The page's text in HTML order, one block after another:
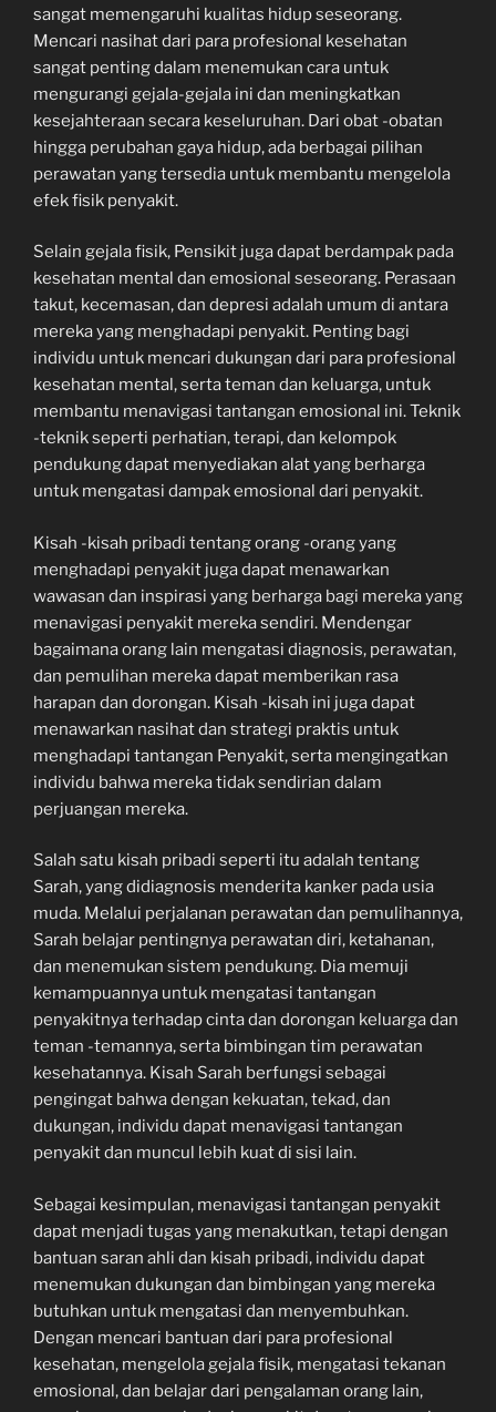
sangat memengaruhi kualitas hidup seseorang.
Mencari nasihat dari para profesional kesehatan
sangat penting dalam menemukan cara untuk
mengurangi gejala-gejala ini dan meningkatkan
kesejahteraan secara keseluruhan. Dari obat -obatan
hingga perubahan gaya hidup, ada berbagai pilihan
perawatan yang tersedia untuk membantu mengelola
efek fisik penyakit.
Selain gejala fisik, Pensikit juga dapat berdampak pada
kesehatan mental dan emosional seseorang. Perasaan
takut, kecemasan, dan depresi adalah umum di antara
mereka yang menghadapi penyakit. Penting bagi
individu untuk mencari dukungan dari para profesional
kesehatan mental, serta teman dan keluarga, untuk
membantu menavigasi tantangan emosional ini. Teknik
-teknik seperti perhatian, terapi, dan kelompok
pendukung dapat menyediakan alat yang berharga
untuk mengatasi dampak emosional dari penyakit.
Kisah -kisah pribadi tentang orang -orang yang
menghadapi penyakit juga dapat menawarkan
wawasan dan inspirasi yang berharga bagi mereka yang
menavigasi penyakit mereka sendiri. Mendengar
bagaimana orang lain mengatasi diagnosis, perawatan,
dan pemulihan mereka dapat memberikan rasa
harapan dan dorongan. Kisah -kisah ini juga dapat
menawarkan nasihat dan strategi praktis untuk
menghadapi tantangan Penyakit, serta mengingatkan
individu bahwa mereka tidak sendirian dalam
perjuangan mereka.
Salah satu kisah pribadi seperti itu adalah tentang
Sarah, yang didiagnosis menderita kanker pada usia
muda. Melalui perjalanan perawatan dan pemulihannya,
Sarah belajar pentingnya perawatan diri, ketahanan,
dan menemukan sistem pendukung. Dia memuji
kemampuannya untuk mengatasi tantangan
penyakitnya terhadap cinta dan dorongan keluarga dan
teman -temannya, serta bimbingan tim perawatan
kesehatannya. Kisah Sarah berfungsi sebagai
pengingat bahwa dengan kekuatan, tekad, dan
dukungan, individu dapat menavigasi tantangan
penyakit dan muncul lebih kuat di sisi lain.
Sebagai kesimpulan, menavigasi tantangan penyakit
dapat menjadi tugas yang menakutkan, tetapi dengan
bantuan saran ahli dan kisah pribadi, individu dapat
menemukan dukungan dan bimbingan yang mereka
butuhkan untuk mengatasi dan menyembuhkan.
Dengan mencari bantuan dari para profesional
kesehatan, mengelola gejala fisik, mengatasi tekanan
emosional, dan belajar dari pengalaman orang lain,